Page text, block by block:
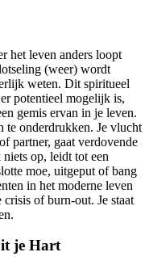
het leven anders loopt
(weer) wordt
weten. Dit spiritueel
potentieel mogelijk is,
gemis ervan in je leven.
te onderdrukken. Je vlucht
partner, gaat verdovende
op, leidt tot een
moe, uitgeput of bang
in het moderne leven
of burn-out. Je staat
je Hart